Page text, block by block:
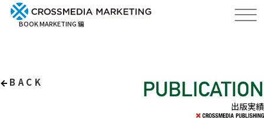
BOOK MARKETING 編
BACK
出版実績